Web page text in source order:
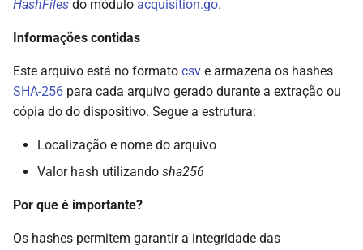
HashFiles do módulo acquisition.go.
Informações contidas
Este arquivo está no formato csv e armazena os hashes
SHA-256 para cada arquivo gerado durante a extração ou
cópia do do dispositivo. Segue a estrutura:
Localização e nome do arquivo
Valor hash utilizando sha256
Por que é importante?
Os hashes permitem garantir a integridade das